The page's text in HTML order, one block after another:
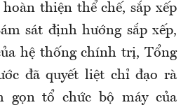
thiện thể chế, sắp xếp
sát định hướng sắp xếp,
hệ thống chính trị, Tổng
đã quyết liệt chỉ đạo rà
gọn tổ chức bộ máy của